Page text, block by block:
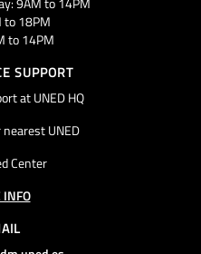
to 18PM
to 14PM
SUPPORT
at UNED HQ
UNED
Center
INFO